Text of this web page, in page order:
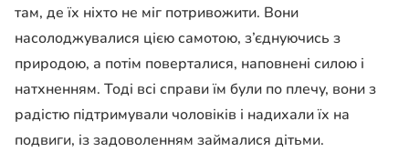
там, де їх ніхто не міг потривожити. Вони
насолоджувалися цією самотою, з’єднуючись з
природою, а потім поверталися, наповнені силою і
натхненням. Тоді всі справи їм були по плечу, вони з
радістю підтримували чоловіків і надихали їх на
подвиги, із задоволенням займалися дітьми.